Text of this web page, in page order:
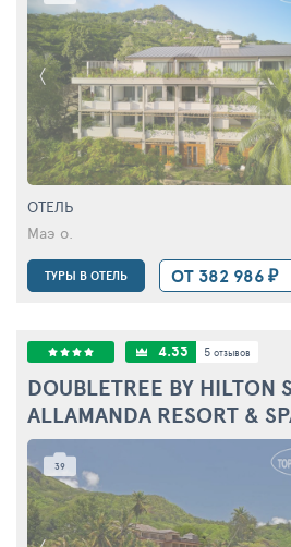
ОТЕЛЬ
Маэ о.
ТУРЫ В ОТЕЛЬ ОТ 382 986 ₽
39
4.33 5 отзывов
DOUBLETREE BY HILTON
ALLAMANDA RESORT &